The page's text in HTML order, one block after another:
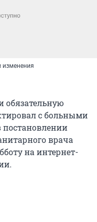
изменения
обязательную
с больными
постановлении
врача
на интернет-